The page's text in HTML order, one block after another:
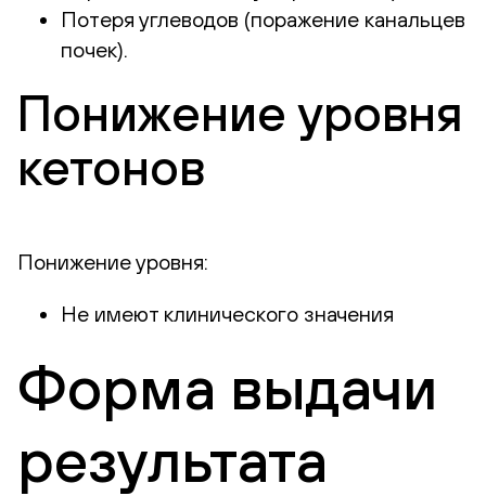
Потеря углеводов (поражение канальцев
почек).
Понижение уровня
кетонов
Понижение уровня:
Не имеют клинического значения
Форма выдачи
результата